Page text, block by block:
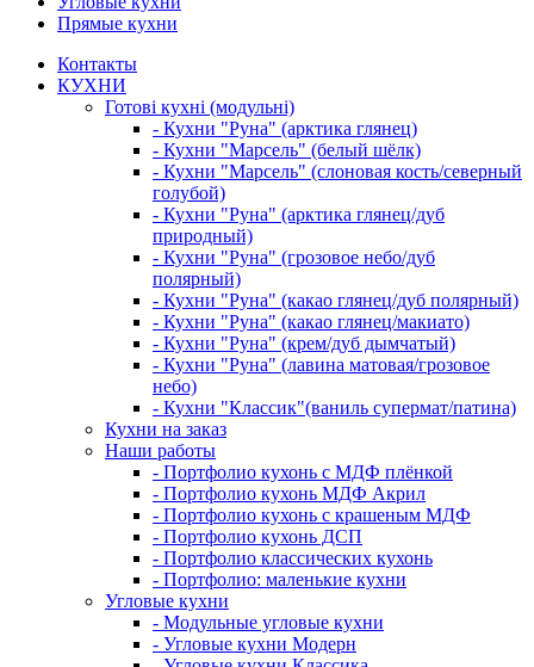
Прямые кухни
Контакты
КУХНИ
Готові кухні (модульні)
- Кухни "Руна" (арктика глянец)
- Кухни "Марсель" (белый шёлк)
- Кухни "Марсель" (слоновая кость/северный
голубой)
- Кухни "Руна" (арктика глянец/дуб
природный)
- Кухни "Руна" (грозовое небо/дуб
полярный)
- Кухни "Руна" (какао глянец/дуб полярный)
- Кухни "Руна" (какао глянец/макиато)
- Кухни "Руна" (крем/дуб дымчатый)
- Кухни "Руна" (лавина матовая/грозовое
небо)
- Кухни "Классик"(ваниль супермат/патина)
Кухни на заказ
Наши работы
- Портфолио кухонь с МДФ плёнкой
- Портфолио кухонь МДФ Акрил
- Портфолио кухонь с крашеным МДФ
- Портфолио кухонь ДСП
- Портфолио классических кухонь
- Портфолио: маленькие кухни
Угловые кухни
- Модульные угловые кухни
- Угловые кухни Модерн